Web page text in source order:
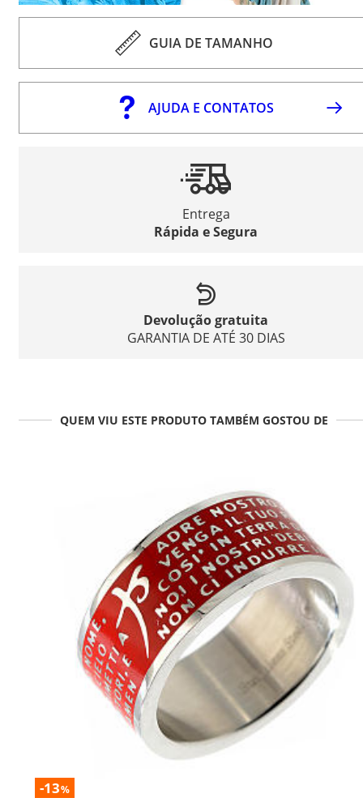
GUIA DE TAMANHO
AJUDA E CONTATOS
Entrega
Rápida e Segura
Devolução gratuita
GARANTIA DE ATÉ 30 DIAS
QUEM VIU ESTE PRODUTO TAMBÉM GOSTOU DE
-13%